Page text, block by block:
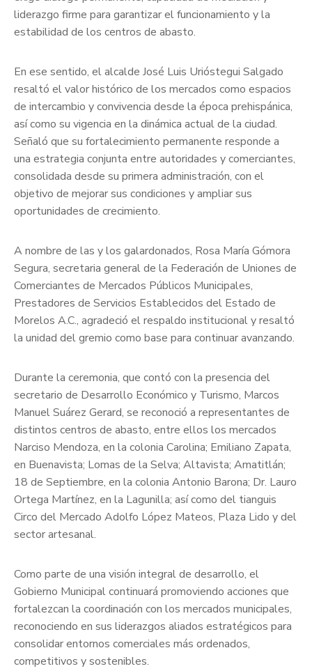
liderazgo firme para garantizar el funcionamiento y la
estabilidad de los centros de abasto.
En ese sentido, el alcalde José Luis Urióstegui Salgado
resaltó el valor histórico de los mercados como espacios
de intercambio y convivencia desde la época prehispánica,
así como su vigencia en la dinámica actual de la ciudad.
Señaló que su fortalecimiento permanente responde a
una estrategia conjunta entre autoridades y comerciantes,
consolidada desde su primera administración, con el
objetivo de mejorar sus condiciones y ampliar sus
oportunidades de crecimiento.
A nombre de las y los galardonados, Rosa María Gómora
Segura, secretaria general de la Federación de Uniones de
Comerciantes de Mercados Públicos Municipales,
Prestadores de Servicios Establecidos del Estado de
Morelos A.C., agradeció el respaldo institucional y resaltó
la unidad del gremio como base para continuar avanzando.
Durante la ceremonia, que contó con la presencia del
secretario de Desarrollo Económico y Turismo, Marcos
Manuel Suárez Gerard, se reconoció a representantes de
distintos centros de abasto, entre ellos los mercados
Narciso Mendoza, en la colonia Carolina; Emiliano Zapata,
en Buenavista; Lomas de la Selva; Altavista; Amatitlán;
18 de Septiembre, en la colonia Antonio Barona; Dr. Lauro
Ortega Martínez, en la Lagunilla; así como del tianguis
Circo del Mercado Adolfo López Mateos, Plaza Lido y del
sector artesanal.
Como parte de una visión integral de desarrollo, el
Gobierno Municipal continuará promoviendo acciones que
fortalezcan la coordinación con los mercados municipales,
reconociendo en sus liderazgos aliados estratégicos para
consolidar entornos comerciales más ordenados,
competitivos y sostenibles.